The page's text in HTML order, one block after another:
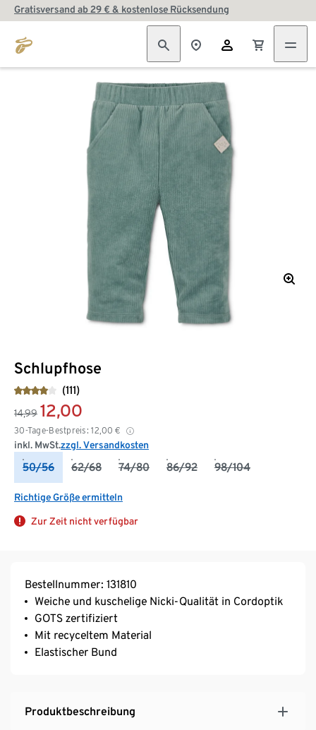
Gratisversand ab 29 € & kostenlose Rücksendung
Schlupfhose
(111)
14,99 12,00
30-Tage-Bestpreis: 12,00 €
inkl. MwSt.zzgl. Versandkosten
50/56 62/68 74/80 86/92 98/104
Richtige Größe ermitteln
Zur Zeit nicht verfügbar
Bestellnummer: 131810
Weiche und kuschelige Nicki-Qualität in Cordoptik
GOTS zertifiziert
Mit recyceltem Material
Elastischer Bund
Produktbeschreibung